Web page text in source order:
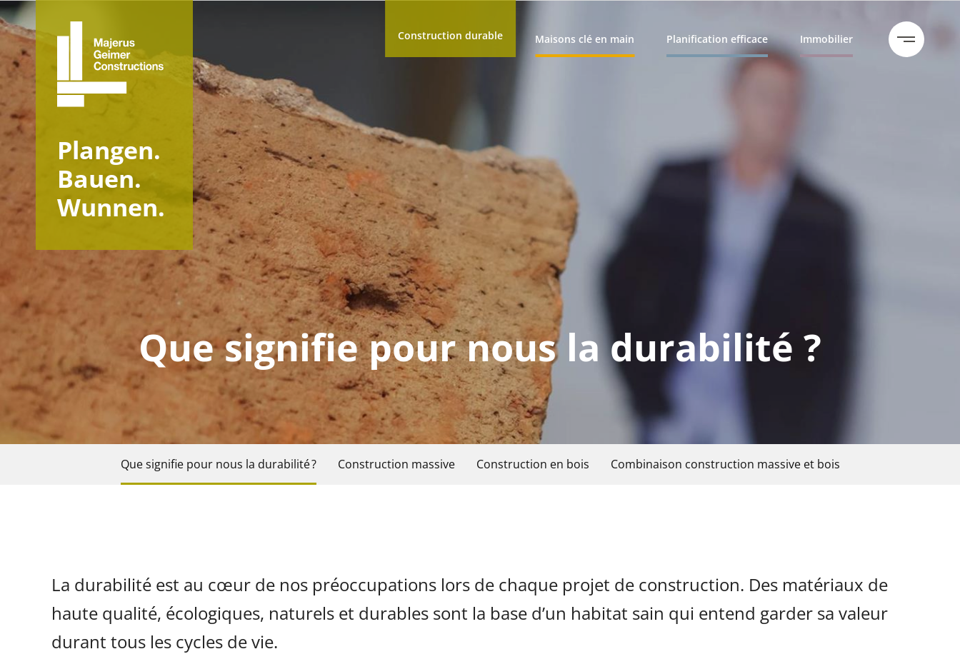
Plangen.
Bauen.
Wunnen.
Construction durable Maisons clé en main Planification efficace Immobilier
Que signifie pour nous la durabilité ?
Que signifie pour nous la durabilité ? Construction massive Construction en bois Combinaison construction massive et bois
La durabilité est au cœur de nos préoccupations lors de chaque projet de construction. Des matériaux de
haute qualité, écologiques, naturels et durables sont la base d’un habitat sain qui entend garder sa valeur
durant tous les cycles de vie.